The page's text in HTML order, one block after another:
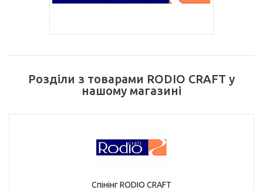
Розділи з товарами RODIO CRAFT у
нашому магазині
Спінінг RODIO CRAFT